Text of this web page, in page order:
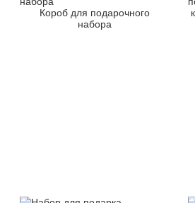
Короб для подарочного
набора